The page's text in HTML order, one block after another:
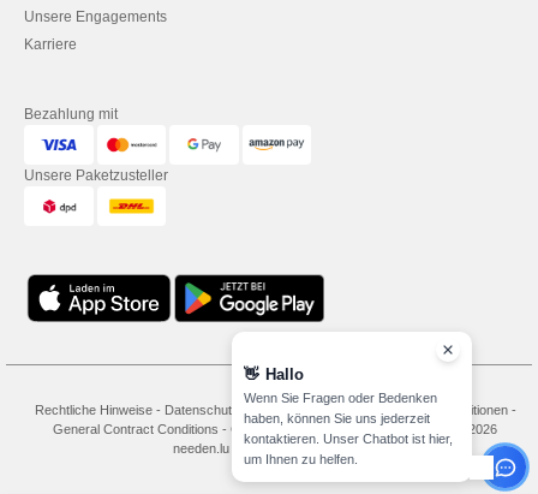
Unsere Engagements
Karriere
Bezahlung mit
Unsere Paketzusteller
Rechtliche Hinweise- Datenschutzbestimmungen Bedingungen und Konditionen-
General Contract Conditions - Cookie-Richtlinie Site Map
Copyright 2026
needen.lu - Alle Rechte vorbehalten
👋 Hallo
Wenn Sie Fragen oder Bedenken
haben, können Sie uns jederzeit
kontaktieren. Unser Chatbot ist hier,
um Ihnen zu helfen.